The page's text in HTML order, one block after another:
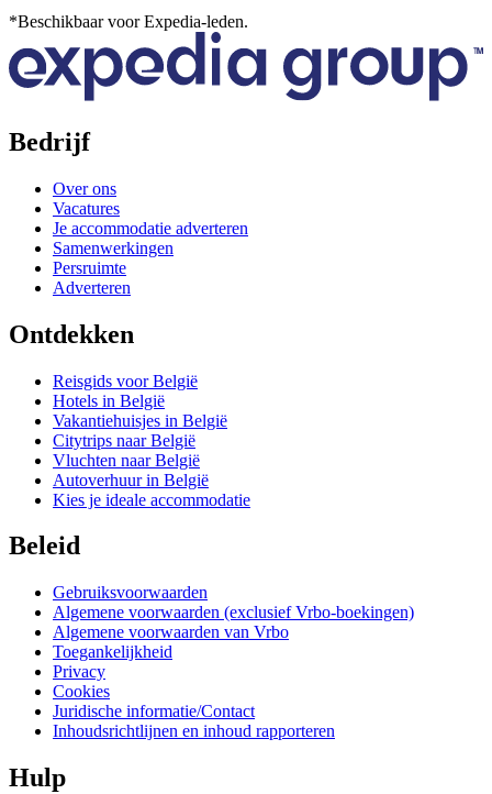
*Beschikbaar voor Expedia-leden.
Bedrijf
Over ons
Vacatures
Je accommodatie adverteren
Samenwerkingen
Persruimte
Adverteren
Ontdekken
Reisgids voor België
Hotels in België
Vakantiehuisjes in België
Citytrips naar België
Vluchten naar België
Autoverhuur in België
Kies je ideale accommodatie
Beleid
Gebruiksvoorwaarden
Algemene voorwaarden (exclusief Vrbo-boekingen)
Algemene voorwaarden van Vrbo
Toegankelijkheid
Privacy
Cookies
Juridische informatie/Contact
Inhoudsrichtlijnen en inhoud rapporteren
Hulp